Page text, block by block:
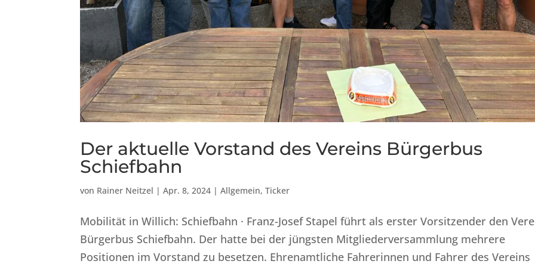
Der aktuelle Vorstand des Vereins Bürgerbus
Schiefbahn
von Rainer Neitzel |Apr. 8, 2024 |Allgemein,Ticker
Mobilität in Willich: Schiefbahn · Franz-Josef Stapel führt als erster Vorsitzender den
Bürgerbus Schiefbahn. Der hatte bei der jüngsten Mitgliederversammlung mehrere
Positionen im Vorstand zu besetzen. Ehrenamtliche Fahrerinnen und Fahrer des Vereins